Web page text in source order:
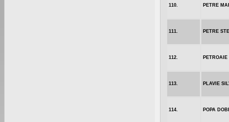
110. PETRE
111. PETRE
112.
113. PLAVIE
114. POPA